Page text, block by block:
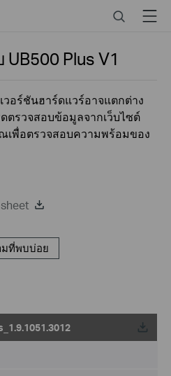
SearchMenu
UB500 PlusV1
วอร์ชันฮาร์ดแวร์อาจแตกต่าง
รวจสอบข้อมูลจากเว็บไซต์
เพื่อตรวจสอบความพร้อมของ
มที่พบบ่อย